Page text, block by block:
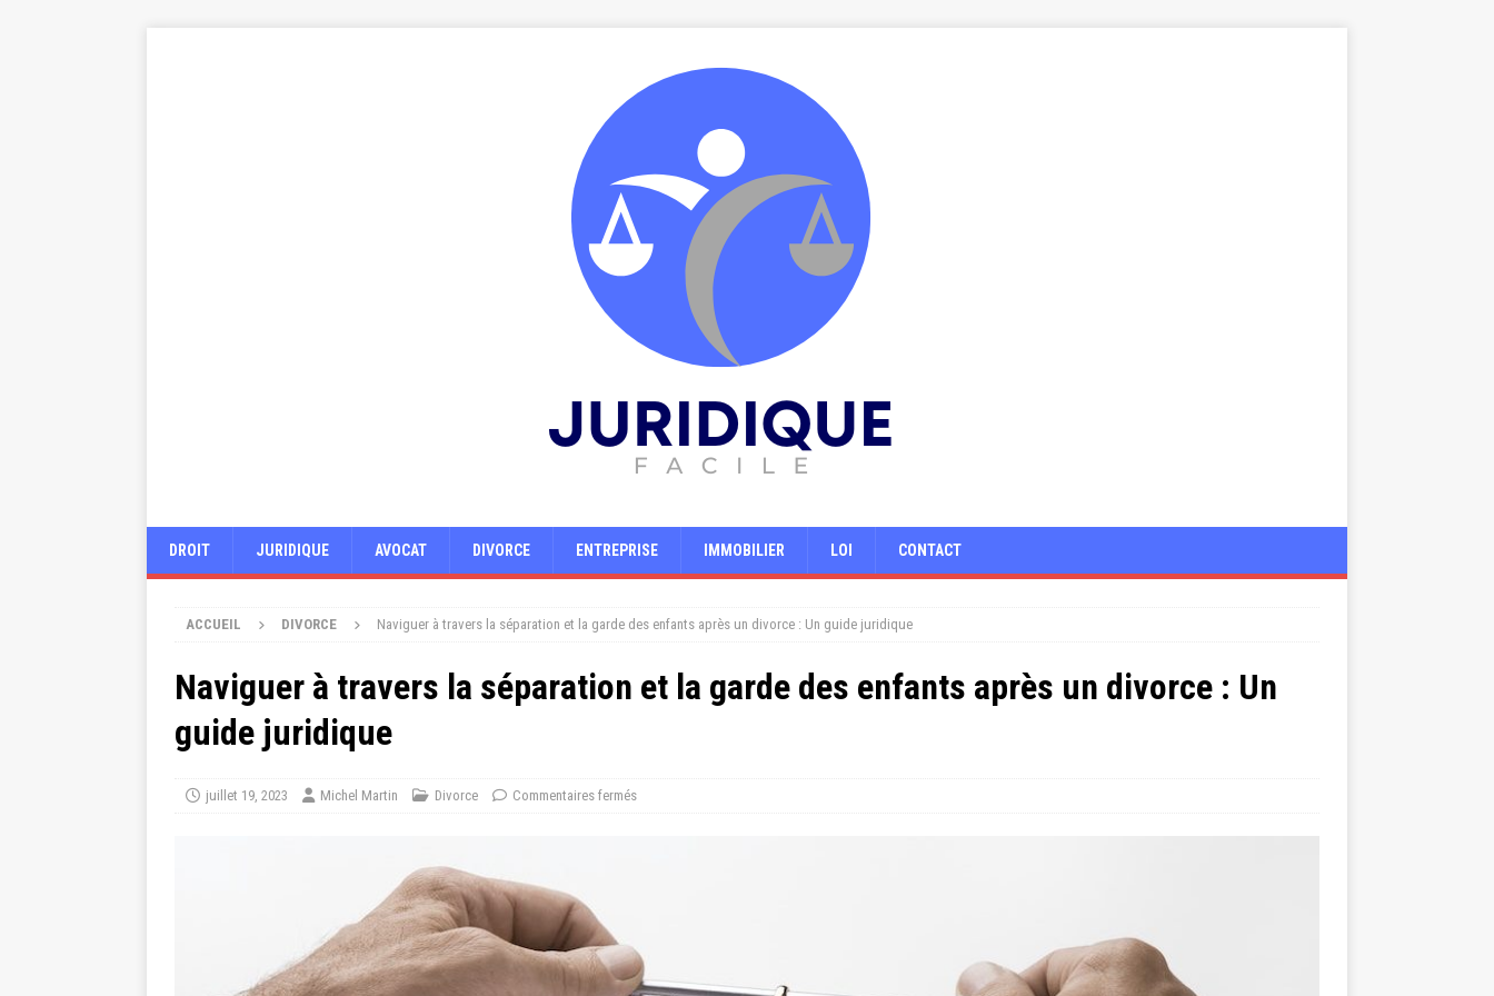
DROIT JURIDIQUE AVOCAT DIVORCE ENTREPRISE IMMOBILIER LOI CONTACT
ACCUEIL DIVORCE Naviguer à travers la séparation et la garde des enfants après un divorce : Un guide juridique
Naviguer à travers la séparation et la garde des enfants après un divorce : Un
guide juridique
juillet 19, 2023 Michel Martin Divorce Commentaires fermés